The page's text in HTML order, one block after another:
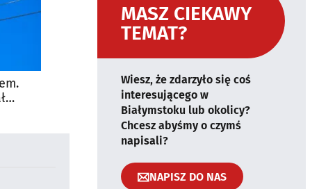
MASZ CIEKAWY
TEMAT?
Wiesz, że zdarzyło się coś
interesującego w
Białymstoku lub okolicy?
Chcesz abyśmy o czymś
napisali?
NAPISZ DO NAS